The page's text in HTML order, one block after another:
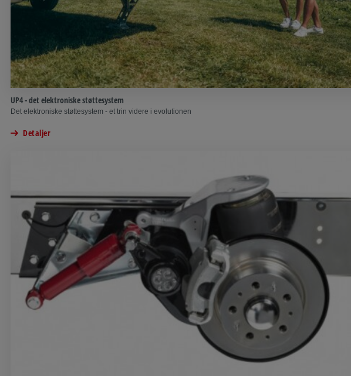
UP4 - det elektroniske støttesystem
Det elektroniske støttesystem - et trin videre i evolutionen
Detaljer